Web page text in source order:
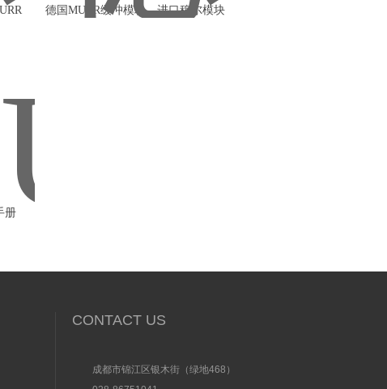
德国MURR缓冲模块，进口穆尔模块
册
CONTACT US
成都市锦江区银木街（绿地468）